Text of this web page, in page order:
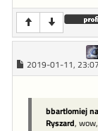
2019-01-11, 23:07
bbartlomiej
Ryszard,